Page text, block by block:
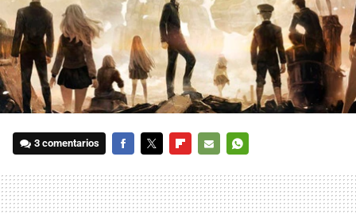
3 comentarios
MAIL